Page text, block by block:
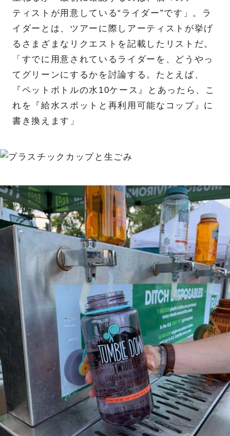
ティストが用意している“ライダー”です」。ラ
イダーとは、ツアーに際しアーティストが挙げ
るさまざまなリクエストを記載したリストだ。
「すでに用意されているライダーを、どうやっ
てグリーンにするかを討論する。たとえば、
『ペットボトルの水10ケース』とあったら、こ
れを『給水スポットと再利用可能なコップ』に
書き換えます」